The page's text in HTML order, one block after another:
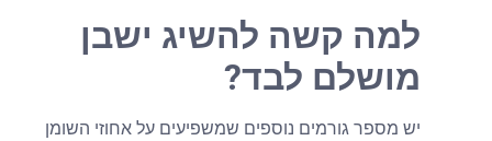
למה קשה להשיג ישבן
מושלם לבד?
יש מספר גורמים נוספים שמשפיעים על אחוזי השומן